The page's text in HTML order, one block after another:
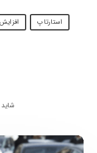
استارتاپ